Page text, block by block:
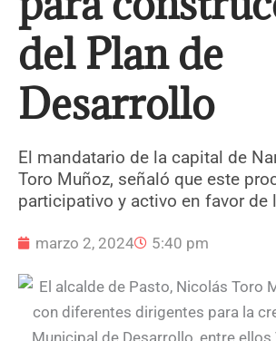
del Plan de
Desarrollo
El mandatario de la capital de
Toro Muñoz, señaló que este
participativo y activo en favor de
marzo 2, 2024 5:40 pm